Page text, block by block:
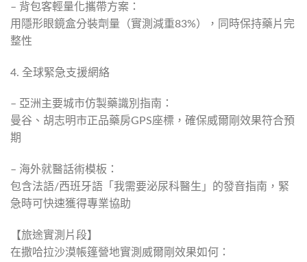
– 背包客輕量化攜帶方案：
用隱形眼鏡盒分裝劑量（實測減重83%），同時保持藥片完
整性
4. 全球緊急支援網絡
– 亞洲主要城市仿製藥識別指南：
曼谷、胡志明市正品藥房GPS座標，確保威爾剛效果符合預
期
– 海外就醫話術模板：
包含法語/西班牙語「我需要泌尿科醫生」的發音指南，緊
急時可快速獲得專業協助
【旅途實測片段】
在撒哈拉沙漠帳篷營地實測威爾剛效果如何：